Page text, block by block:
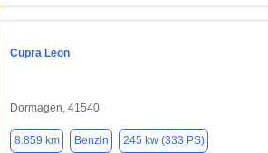
Cupra Leon
Dormagen, 41540
8.859 km Benzin 245 kw (333 PS)